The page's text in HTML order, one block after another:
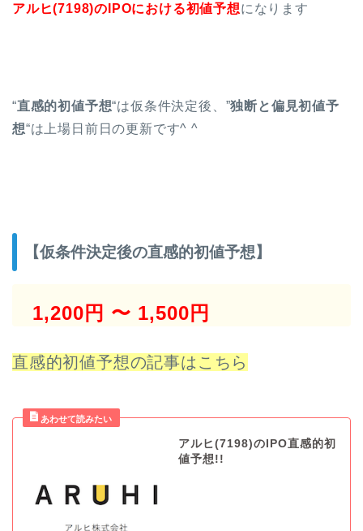
アルヒ(7198)のIPOにおける初値予想になります
“直感的初値予想“は仮条件決定後、”独断と偏見初値予
想“は上場日前日の更新です^ ^
【仮条件決定後の直感的初値予想】
1,200円 〜 1,500円
直感的初値予想の記事はこちら
アルヒ(7198)のIPO直感的初
値予想!!